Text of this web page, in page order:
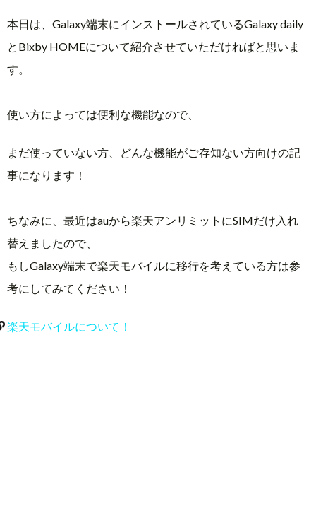
本日は、Galaxy端末にインストールされているGalaxy daily
とBixby HOMEについて紹介させていただければと思いま
す。
使い方によっては便利な機能なので、
まだ使っていない方、どんな機能がご存知ない方向けの記
事になります！
ちなみに、最近はauから楽天アンリミットにSIMだけ入れ
替えましたので、
もしGalaxy端末で楽天モバイルに移行を考えている方は参
考にしてみてください！
楽天モバイルについて！